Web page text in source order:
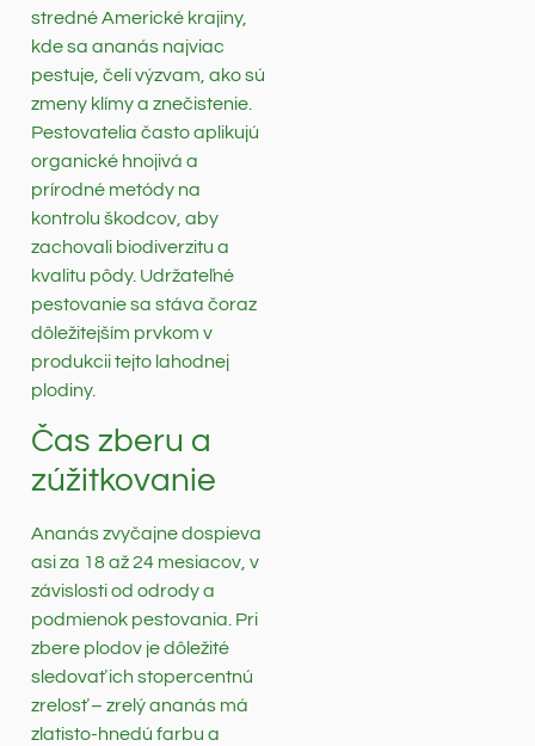
stredné Americké krajiny,
kde sa ananás najviac
pestuje, čelí výzvam, ako sú
zmeny klímy a znečistenie.
Pestovatelia často aplikujú
organické hnojivá a
prírodné metódy na
kontrolu škodcov, aby
zachovali biodiverzitu a
kvalitu pôdy. Udržateľné
pestovanie sa stáva čoraz
dôležitejším prvkom v
produkcii tejto lahodnej
plodiny.
Čas zberu a
zúžitkovanie
Ananás zvyčajne dospieva
asi za 18 až 24 mesiacov, v
závislosti od odrody a
podmienok pestovania. Pri
zbere plodov je dôležité
sledovať ich stopercentnú
zrelosť – zrelý ananás má
zlatisto-hnedú farbu a